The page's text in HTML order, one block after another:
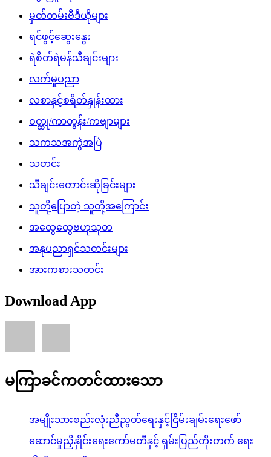
မှတ်တမ်းဗီဒီယိုများ
ရင်ဖွင့်ဆွေးနွေး
ရဲစိတ်ရဲမန်သီချင်းများ
လက်မှုပညာ
လစာနှင့်စရိတ်နှုန်းထား
ဝတ္ထု/ကာတွန်း/ကဗျာများ
သကသအကွဲအပြဲ
သတင်း
သီချင်းတောင်းဆိုခြင်းများ
သူတို့ပြောတဲ့ သူတို့အကြောင်း
အထွေထွေဗဟုသုတ
အနုပညာရှင်သတင်းများ
အားကစားသတင်း
Download App
မကြာခင်ကတင်ထားသော
အမျိုးသားစည်းလုံးညီညွတ်ရေးနှင့်ငြိမ်းချမ်းရေးဖော်
ဆောင်မှုညှိနှိုင်းရေးကော်မတီနှင့် ရှမ်းပြည်တိုးတက် ရေး